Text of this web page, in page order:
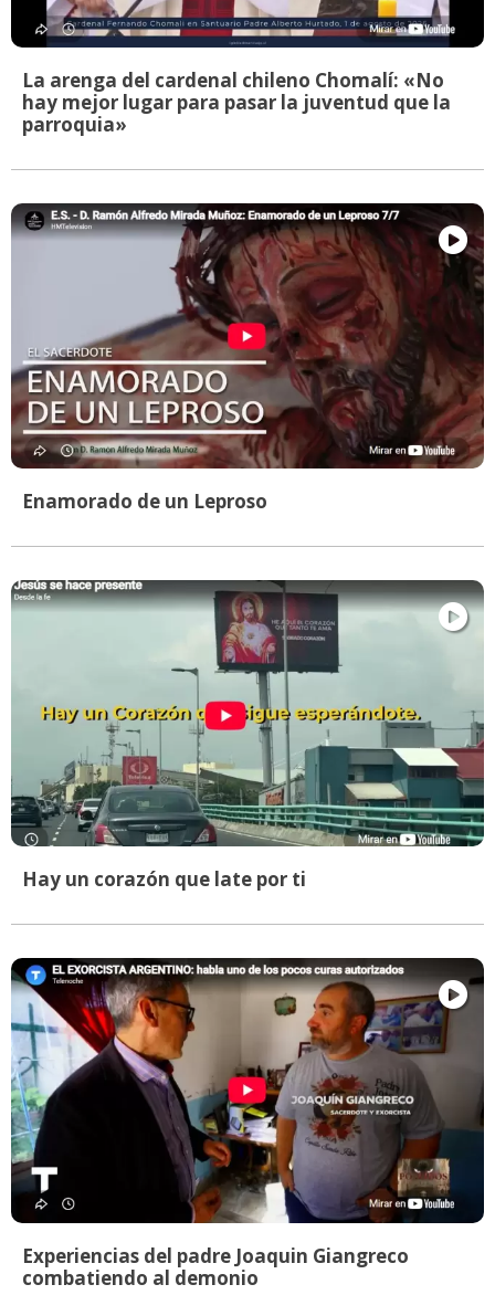
La arenga del cardenal chileno Chomalí: «No
hay mejor lugar para pasar la juventud que la
parroquia»
Enamorado de un Leproso
Hay un corazón que late por ti
Experiencias del padre Joaquin Giangreco
combatiendo al demonio